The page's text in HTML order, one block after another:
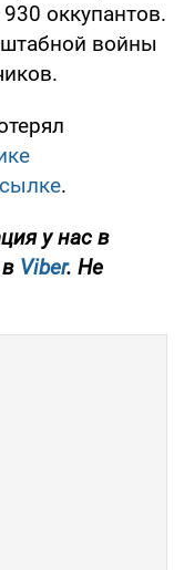
оккупантов.
войны
.
у нас в
Viber. Не